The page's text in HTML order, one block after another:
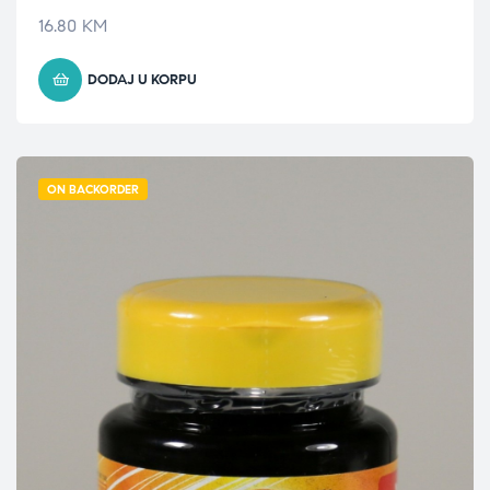
16.80 KM
DODAJ U KORPU
ON BACKORDER